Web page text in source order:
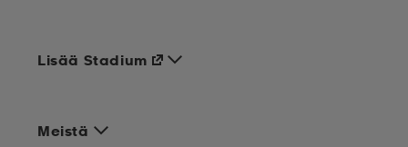
Meistä
Lisää Stadium